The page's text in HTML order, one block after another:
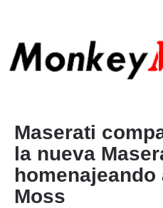
Maserati
la nueva
Moss